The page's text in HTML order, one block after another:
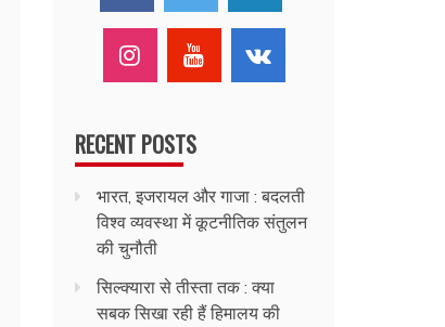
RECENT POSTS
भारत, इजरायल और गाजा : बदलती
विश्व व्यवस्था में कूटनीतिक संतुलन
की चुनौती
सिल्क्यारा से तीस्ता तक : क्या
सबक सिखा रही हैं हिमालय की